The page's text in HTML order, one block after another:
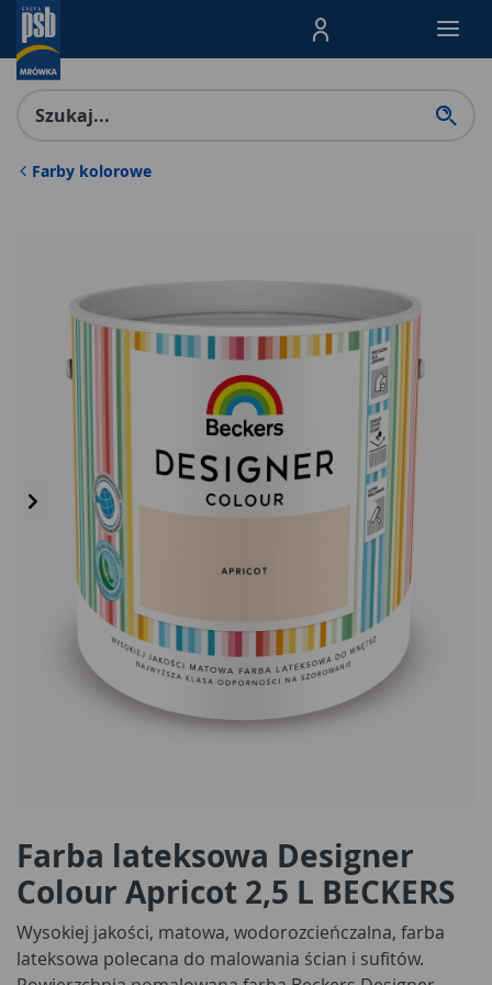
Menu Produktów,
Farby kolorowe
Farba lateksowa Designer
Colour Apricot 2,5 L BECKERS
Wysokiej jakości, matowa, wodorozcieńczalna, farba
lateksowa polecana do malowania ścian i sufitów.